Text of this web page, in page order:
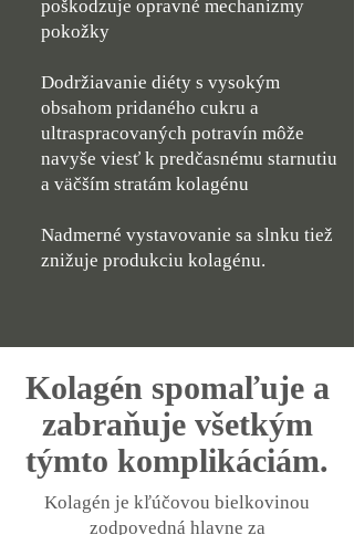
poškodzuje opravné mechanizmy
pokožky
Dodržiavanie diéty s vysokým
obsahom pridaného cukru a
ultraspracovaných potravín môže
navyše viesť k predčasnému starnutiu
a väčším stratám kolagénu
Nadmerné vystavovanie sa slnku tiež
znižuje produkciu kolagénu.
Kolagén spomaľuje a
zabraňuje všetkým
týmto komplikáciám.
Kolagén je kľúčovou bielkovinou
zodpovedná hlavne za